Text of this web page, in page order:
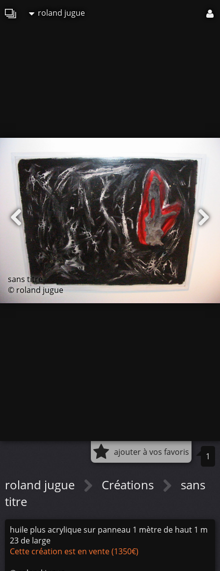
roland jugue
sans titre
© roland jugue
ajouter à vos favoris 1
roland jugue Créations
sans
titre
huile plus acrylique sur panneau 1 mètre de haut 1 m
23 de large
Cette création est en vente (1350€)